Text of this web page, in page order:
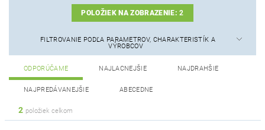
POLOŽIEK NA ZOBRAZENIE:2
FILTROVANIE PODĽA PARAMETROV, CHARAKTERISTÍK A
VÝROBCOV
ODPORÚČAME NAJLACNEJŠIE NAJDRAHŠIE
NAJPREDÁVANEJŠIE ABECEDNE
2 položiek celkom